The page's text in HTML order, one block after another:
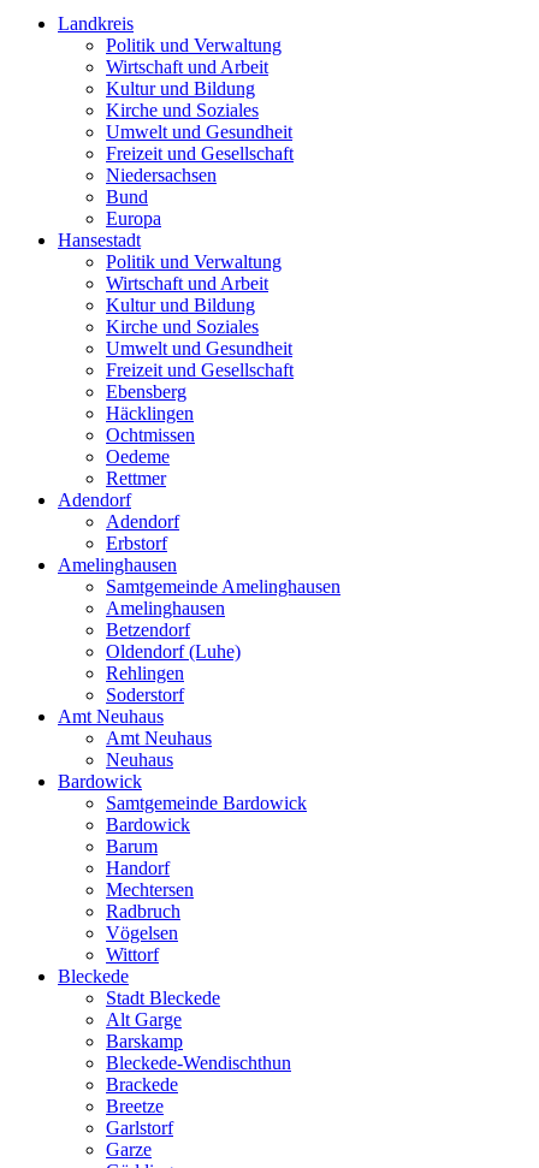
Landkreis
Politik und Verwaltung
Wirtschaft und Arbeit
Kultur und Bildung
Kirche und Soziales
Umwelt und Gesundheit
Freizeit und Gesellschaft
Niedersachsen
Bund
Europa
Hansestadt
Politik und Verwaltung
Wirtschaft und Arbeit
Kultur und Bildung
Kirche und Soziales
Umwelt und Gesundheit
Freizeit und Gesellschaft
Ebensberg
Häcklingen
Ochtmissen
Oedeme
Rettmer
Adendorf
Adendorf
Erbstorf
Amelinghausen
Samtgemeinde Amelinghausen
Amelinghausen
Betzendorf
Oldendorf (Luhe)
Rehlingen
Soderstorf
Amt Neuhaus
Amt Neuhaus
Neuhaus
Bardowick
Samtgemeinde Bardowick
Bardowick
Barum
Handorf
Mechtersen
Radbruch
Vögelsen
Wittorf
Bleckede
Stadt Bleckede
Alt Garge
Barskamp
Bleckede-Wendischthun
Brackede
Breetze
Garlstorf
Garze